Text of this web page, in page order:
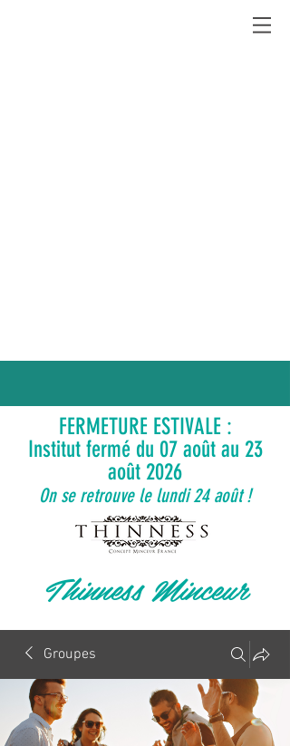
FERMETURE ESTIVALE :
Institut fermé du 07 août au 23
août 2026
On se retrouve le lundi 24 août !
Thinness Minceur
Groupes